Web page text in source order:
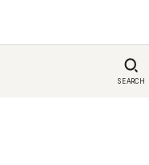
SEARCH